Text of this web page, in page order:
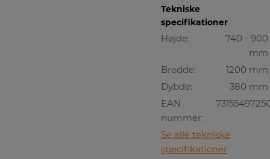
Tekniske
specifikationer
Højde:
740 - 900
mm
Bredde:
1200 mm
Dybde:
380 mm
EAN
nummer:
Se alle tekniske
specifikationer